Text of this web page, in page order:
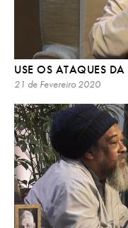
USE OS ATAQUES DA
21 de Fevereiro 2020